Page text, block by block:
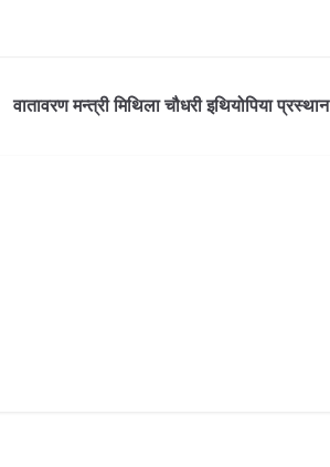
वातावरण मन्त्री मिथिला चौधरी इथियोपिया प्रस्थान